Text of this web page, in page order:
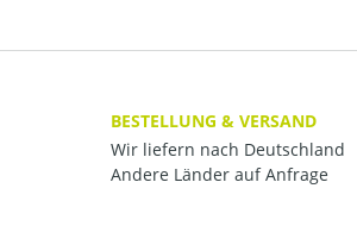
BESTELLUNG & VERSAND
Wir liefern nach Deutschland
Andere Länder auf Anfrage